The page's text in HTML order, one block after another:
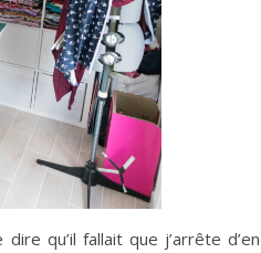
qu’il fallait que j’arrête d’en